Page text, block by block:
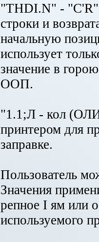
"THDI.N" - "C'R"
строки и
начальную
использует
значение в
ООП.
"1.1;Л - кол
принтером для
заправке.
Пользователь
Значения
репное I ям или
используемого